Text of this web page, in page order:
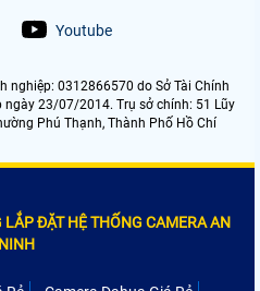
Youtube
nghiệp: 0312866570 do Sở Tài Chính
ngày 23/07/2014. Trụ sở chính: 51 Lũy
Phú Thạnh, Thành Phố Hồ Chí
ĐẶT HỆ THỐNG CAMERA AN
NINH